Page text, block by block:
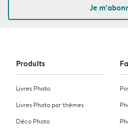
Je
Produits
Livres Photo
Livres Photo par thèmes
Déco Photo